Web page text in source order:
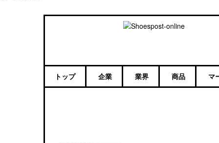
トップ 企業 業界 商品 マ